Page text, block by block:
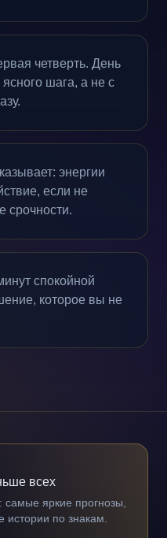
четверть. День
шага, а не с
энергии
если не
срочности.
спокойной
которое вы не
всех
яркие прогнозы,
по знакам.